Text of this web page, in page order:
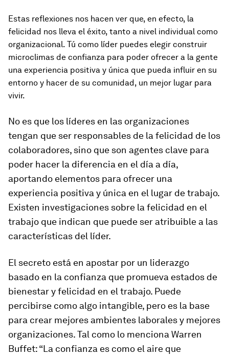
Estas reflexiones nos hacen ver que, en efecto, la
felicidad nos lleva el éxito, tanto a nivel individual como
organizacional. Tú como líder puedes elegir construir
microclimas de confianza para poder ofrecer a la gente
una experiencia positiva y única que pueda influir en su
entorno y hacer de su comunidad, un mejor lugar para
vivir.
No es que los líderes en las organizaciones
tengan que ser responsables de la felicidad de los
colaboradores, sino que son agentes clave para
poder hacer la diferencia en el día a día,
aportando elementos para ofrecer una
experiencia positiva y única en el lugar de trabajo.
Existen investigaciones sobre la felicidad en el
trabajo que indican que puede ser atribuible a las
características del líder.
El secreto está en apostar por un liderazgo
basado en la confianza que promueva estados de
bienestar y felicidad en el trabajo. Puede
percibirse como algo intangible, pero es la base
para crear mejores ambientes laborales y mejores
organizaciones. Tal como lo menciona Warren
Buffet: “La confianza es como el aire que